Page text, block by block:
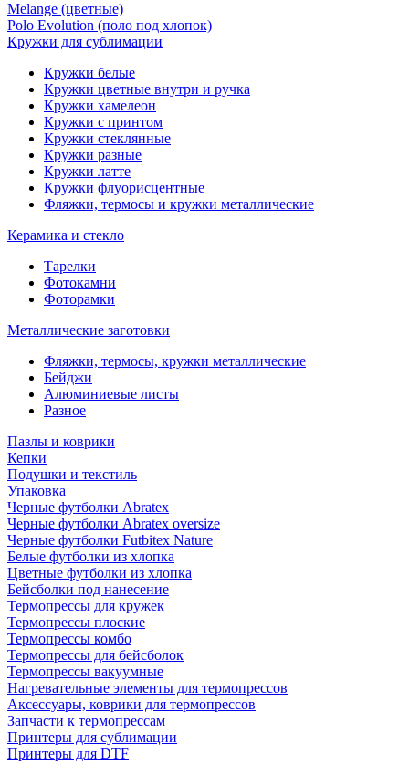
Melange (цветные)
Polo Evolution (поло под хлопок)
Кружки для сублимации
Кружки белые
Кружки цветные внутри и ручка
Кружки хамелеон
Кружки c принтом
Кружки стеклянные
Кружки разные
Кружки латте
Кружки флуорисцентные
Фляжки, термосы и кружки металлические
Керамика и стекло
Тарелки
Фотокамни
Фоторамки
Металлические заготовки
Фляжки, термосы, кружки металлические
Бейджи
Алюминиевые листы
Разное
Пазлы и коврики
Кепки
Подушки и текстиль
Упаковка
Черные футболки Abratex
Черные футболки Abratex oversize
Черные футболки Futbitex Nature
Белые футболки из хлопка
Цветные футболки из хлопка
Бейсболки под нанесение
Термопрессы для кружек
Термопрессы плоские
Термопрессы комбо
Термопрессы для бейсболок
Термопрессы вакуумные
Нагревательные элементы для термопрессов
Аксессуары, коврики для термопрессов
Запчасти к термопрессам
Принтеры для сублимации
Принтеры для DTF